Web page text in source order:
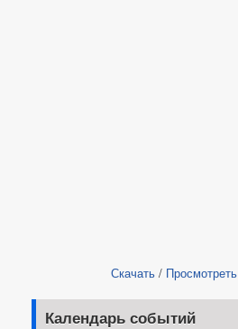
Скачать/ Просмотреть
Календарь событий